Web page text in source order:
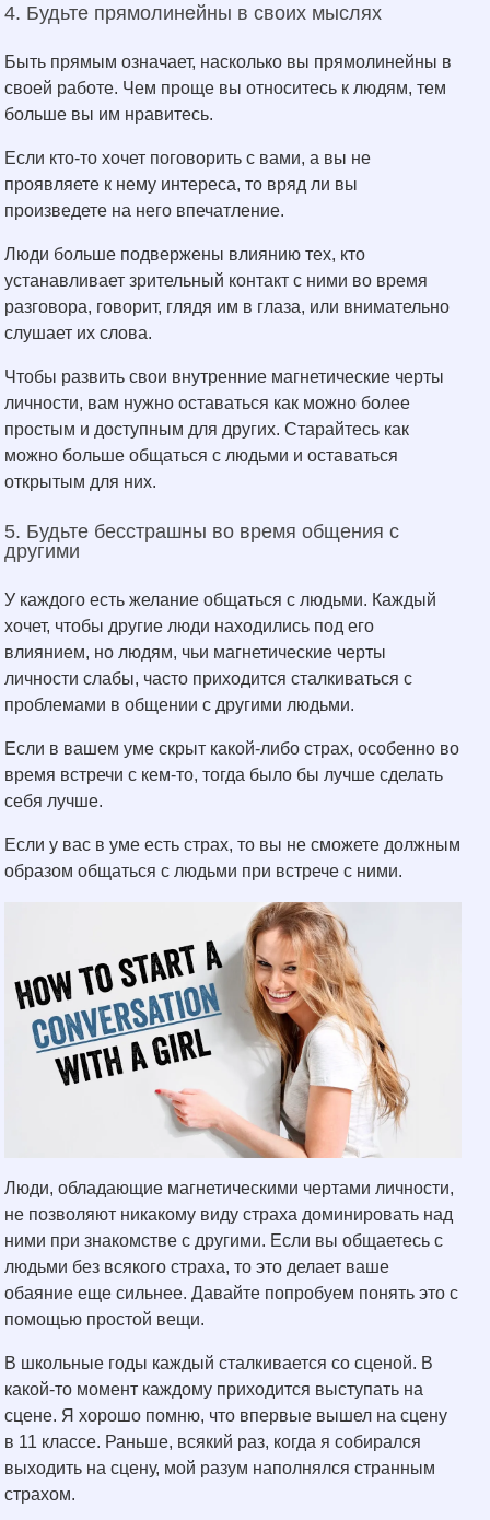
4. Будьте прямолинейны в своих мыслях
Быть прямым означает, насколько вы прямолинейны в
своей работе. Чем проще вы относитесь к людям, тем
больше вы им нравитесь.
Если кто-то хочет поговорить с вами, а вы не
проявляете к нему интереса, то вряд ли вы
произведете на него впечатление.
Люди больше подвержены влиянию тех, кто
устанавливает зрительный контакт с ними во время
разговора, говорит, глядя им в глаза, или внимательно
слушает их слова.
Чтобы развить свои внутренние магнетические черты
личности, вам нужно оставаться как можно более
простым и доступным для других. Старайтесь как
можно больше общаться с людьми и оставаться
открытым для них.
5. Будьте бесстрашны во время общения с
другими
У каждого есть желание общаться с людьми. Каждый
хочет, чтобы другие люди находились под его
влиянием, но людям, чьи магнетические черты
личности слабы, часто приходится сталкиваться с
проблемами в общении с другими людьми.
Если в вашем уме скрыт какой-либо страх, особенно во
время встречи с кем-то, тогда было бы лучше сделать
себя лучше.
Если у вас в уме есть страх, то вы не сможете должным
образом общаться с людьми при встрече с ними.
Люди, обладающие магнетическими чертами личности,
не позволяют никакому виду страха доминировать над
ними при знакомстве с другими. Если вы общаетесь с
людьми без всякого страха, то это делает ваше
обаяние еще сильнее. Давайте попробуем понять это с
помощью простой вещи.
В школьные годы каждый сталкивается со сценой. В
какой-то момент каждому приходится выступать на
сцене. Я хорошо помню, что впервые вышел на сцену
в 11 классе. Раньше, всякий раз, когда я собирался
выходить на сцену, мой разум наполнялся странным
страхом.